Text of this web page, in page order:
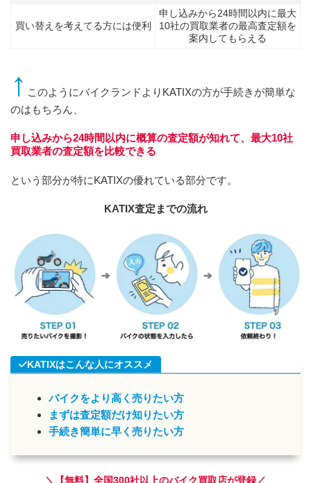
買い替えを考えてる方には便利
申し込みから24時間以内に最大
10社の買取業者の最高査定額を
案内してもらえる
↑ このようにバイクランドよりKATIXの方が手続きが簡単な
のはもちろん、
申し込みから24時間以内に概算の査定額が知れて、最大10社
買取業者の査定額を比較できる
という部分が特にKATIXの優れている部分です。
KATIX査定までの流れ
KATIXはこんな人にオススメ
バイクをより高く売りたい方
まずは査定額だけ知りたい方
手続き簡単に早く売りたい方
＼【無料】全国300社以上のバイク買取店が登録／